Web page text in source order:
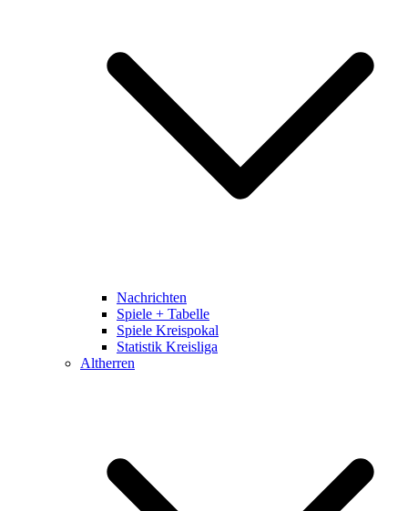
Nachrichten
Spiele + Tabelle
Spiele Kreispokal
Statistik Kreisliga
Altherren